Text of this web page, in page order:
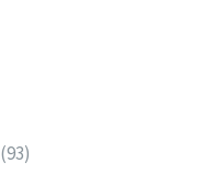
(93)